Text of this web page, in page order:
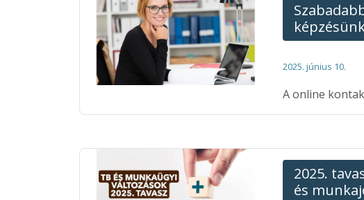
2025. június 10.
A online
2025.
és